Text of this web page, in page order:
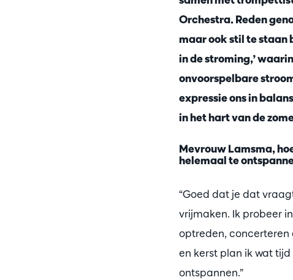
Orchestra. Reden
maar ook stil te staan
in de stroming,’
onvoorspelbare
expressie ons in
in het hart van de
Mevrouw Lamsma,
helemaal te
“Goed dat je dat
vrijmaken. Ik probeer
optreden, concerteren
en kerst plan ik wat
ontspannen.”